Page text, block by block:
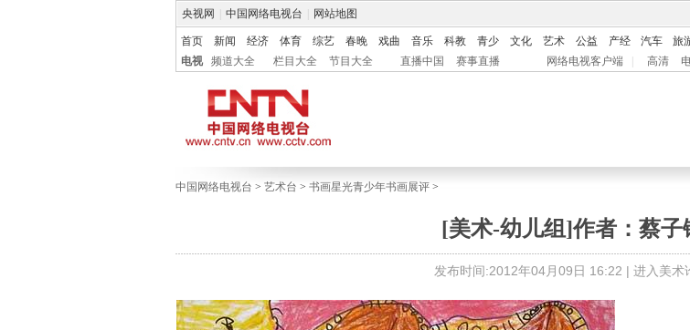
央视网 中国网络电视台 网站地图
首页 新闻 经济 体育 综艺 春晚 戏曲 音乐 科教 青少 文化 艺术 公益 产经 汽车 旅
电视
频道大全 栏目大全 节目大全 直播中国 赛事直播 网络电视客户端 高清
中国网络电视台 > 艺术台 > 书画星光青少年书画展评 >
[美术-幼儿组]作者：蔡子
发布时间:2012年04月09日 16:22 | 进入美术